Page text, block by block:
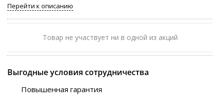
Перейти к описанию
Товар не участвует ни в одной из акций
Выгодные условия сотрудничества
Повышенная гарантия